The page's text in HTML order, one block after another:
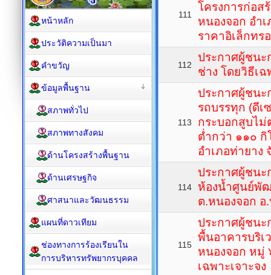
111
โครงการก่อส
หนองจอก อำ
ราคาอิเล็กทร
112
ประกาศผู้ชนะ
ช่าง โดยวิธีเฉ
113
ประกาศผู้ชนะ
รถบรรทุก (ดี
กระบอกสูบไม่
ต่ำกว่า ๑๑๐
อำเภอท่ายาง
114
ประกาศผู้ชนะ
ห้องน้ำศูนย์พั
ต.หนองจอก อ.
115
ประกาศผู้ชนะ
พื้นอาคารบริ
หนองจอก หมู่
เฉพาะเจาะจง
หน้าหลัก
ประวัติความเป็นมา
คำขวัญ
ข้อมูลพื้นฐาน
สภาพทั่วไป
สภาพทางสังคม
ด้านโครงสร้างพื้นฐาน
ด้านเศรษฐกิจ
ศาสนาและวัฒนธรรม
แผนที่ดาวเทียม
ช่องทางการร้องเรียนใน
การบริหารทรัพยากรบุคคล